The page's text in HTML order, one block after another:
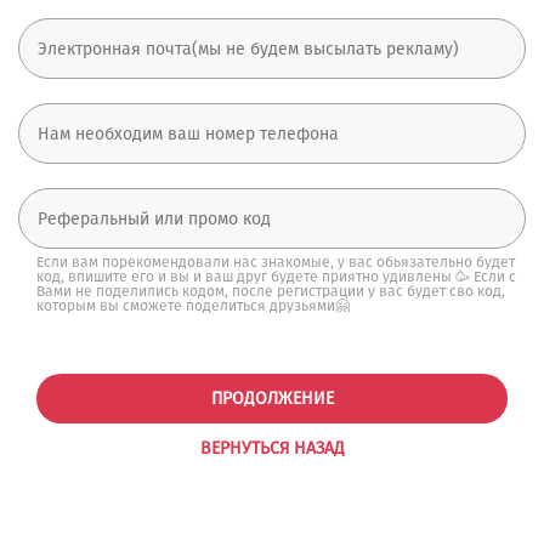
Если вам порекомендовали нас знакомые, у вас обьязательно будет
код, впишите его и вы и ваш друг будете приятно удивлены 🥳 Если с
Вами не поделились кодом, после регистрации у вас будет сво код,
которым вы сможете поделиться друзьями🤗
ВЕРНУТЬСЯ НАЗАД
ПРОДОЛЖЕНИЕ